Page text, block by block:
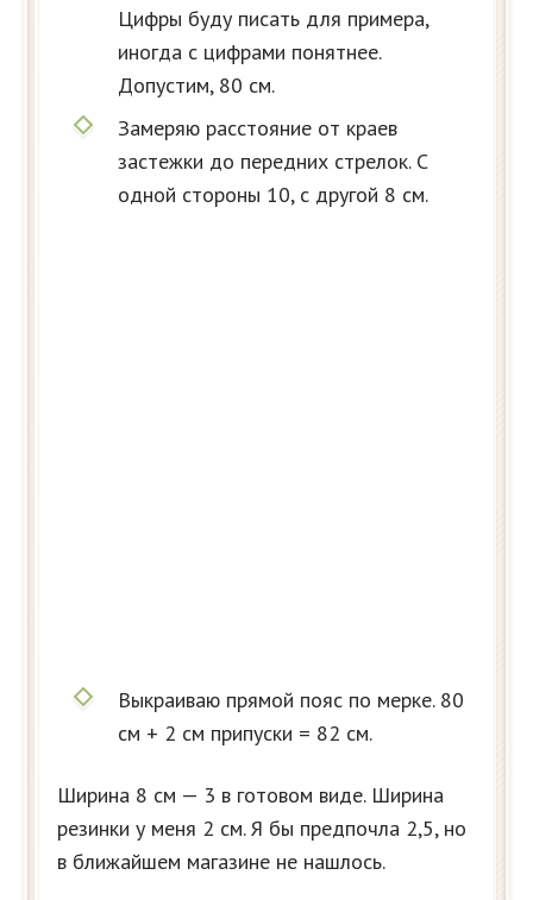
Цифры буду писать для примера,
иногда с цифрами понятнее.
Допустим, 80 см.
Замеряю расстояние от краев
застежки до передних стрелок. С
одной стороны 10, с другой 8 см.
Выкраиваю прямой пояс по мерке. 80
см + 2 см припуски = 82 см.
Ширина 8 см — 3 в готовом виде. Ширина
резинки у меня 2 см. Я бы предпочла 2,5, но
в ближайшем магазине не нашлось.